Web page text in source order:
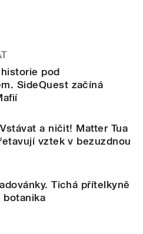
pod
SideQuest začíná
a ničit! Matter Tua
vztek v bezuzdnou
Tichá přítelkyně
botanika